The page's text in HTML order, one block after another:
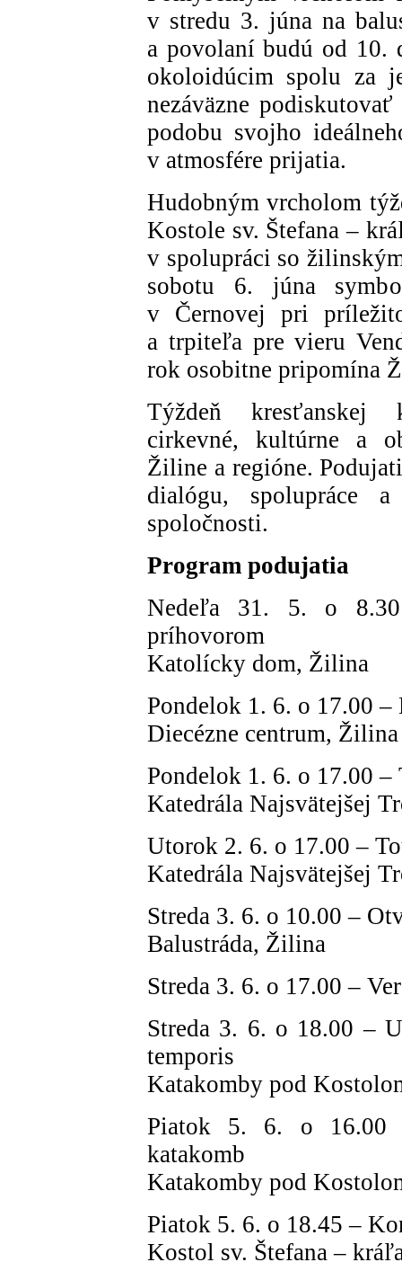
v stredu 3. júna na
a povolaní budú od
okoloidúcim spolu za
nezáväzne
podobu svojho
v atmosfére prijatia.
Hudobným vrcholom
Kostole sv. Štefana –
v spolupráci so
sobotu 6. júna
v Černovej pri
a trpiteľa pre vieru
rok osobitne pripomína
Týždeň kresťanskej
cirkevné, kultúrne a
Žiline a regióne.
dialógu, spolupráce
spoločnosti.
Program podujatia
Nedeľa 31. 5. o
príhovorom
Katolícky dom, Žilina
Pondelok 1. 6. o 17.00
Diecézne centrum, Žilina
Pondelok 1. 6. o 17.00 –
Katedrála Najsvätejšej
Utorok 2. 6. o 17.00 –
Katedrála Najsvätejšej
Streda 3. 6. o 10.00 –
Balustráda, Žilina
Streda 3. 6. o 17.00 –
Streda 3. 6. o 18.00 –
temporis
Katakomby pod
Piatok 5. 6. o 16.00
katakomb
Katakomby pod
Piatok 5. 6. o 18.45 –
Kostol sv. Štefana –